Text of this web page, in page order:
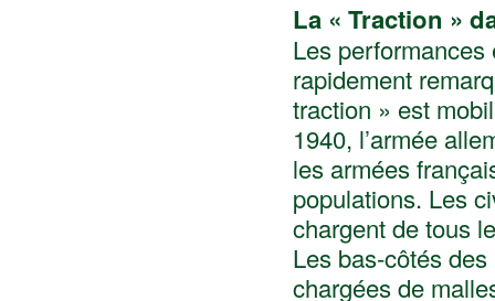
La « Traction »
Les performances
rapidement
traction » est
1940, l’armée
les armées
populations. Les
chargent de tous
Les bas-côtés
chargées de